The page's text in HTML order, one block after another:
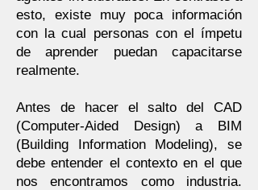
esto, existe muy poca información
con la cual personas con el ímpetu
de aprender puedan capacitarse
realmente.
Antes de hacer el salto del CAD
(Computer-Aided Design) a BIM
(Building Information Modeling), se
debe entender el contexto en el que
nos encontramos como industria.